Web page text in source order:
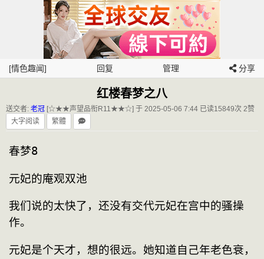
[情色趣闻] 回复 管理 分享
红楼春梦之八
送交者: 老冠 [☆★★声望品衔R11★★☆] 于 2025-05-06 7:44 已读15849次 2赞
大字阅读
繁體
春梦8
元妃的庵观双池
我们说的太快了，还没有交代元妃在宫中的骚操
作。
元妃是个天才，想的很远。她知道自己年老色衰，